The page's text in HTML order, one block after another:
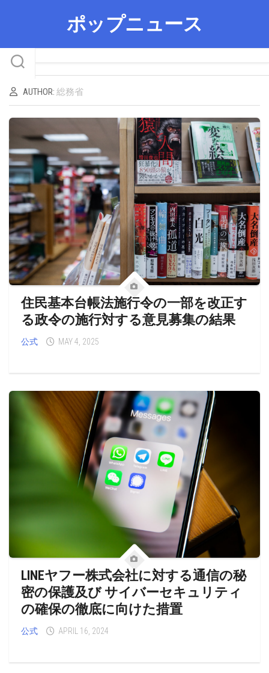
ポップニュース
AUTHOR: 総務省
住民基本台帳法施行令の一部を改正す
る政令の施行対する意見募集の結果
公式 MAY 4, 2025
LINEヤフー株式会社に対する通信の秘
密の保護及び サイバーセキュリティ
の確保の徹底に向けた措置
公式 APRIL 16, 2024